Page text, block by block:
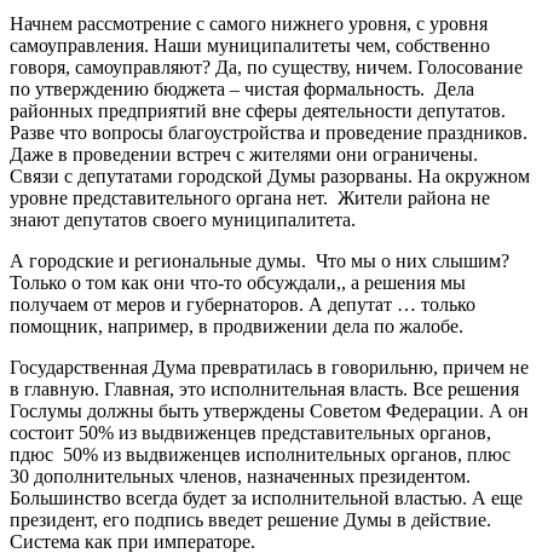
Начнем рассмотрение с самого нижнего уровня, с уровня
самоуправления. Наши муниципалитеты чем, собственно
говоря, самоуправляют? Да, по существу, ничем. Голосование
по утверждению бюджета – чистая формальность. Дела
районных предприятий вне сферы деятельности депутатов.
Разве что вопросы благоустройства и проведение праздников.
Даже в проведении встреч с жителями они ограничены.
Связи с депутатами городской Думы разорваны. На окружном
уровне представительного органа нет. Жители района не
знают депутатов своего муниципалитета.
А городские и региональные думы. Что мы о них слышим?
Только о том как они что-то обсуждали,, а решения мы
получаем от меров и губернаторов. А депутат … только
помощник, например, в продвижении дела по жалобе.
Государственная Дума превратилась в говорильню, причем не
в главную. Главная, это исполнительная власть. Все решения
Гослумы должны быть утверждены Советом Федерации. А он
состоит 50% из выдвиженцев представительных органов,
пдюс 50% из выдвиженцев исполнительных органов, плюс
30 дополнительных членов, назначенных президентом.
Большинство всегда будет за исполнительной властью. А еще
президент, его подпись введет решение Думы в действие.
Система как при императоре.